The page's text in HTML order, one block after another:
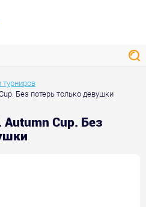
турниров
Без потерь только девушки
Autumn Cup. Без